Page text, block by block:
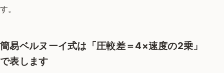
す。
簡易ベルヌーイ式は「圧較差＝4×速度の2乗」
で表します